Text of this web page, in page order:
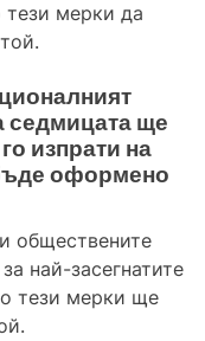
тези мерки да
седмицата ще
изпрати на
оформено
обществените
най-засегнатите
тези мерки ще